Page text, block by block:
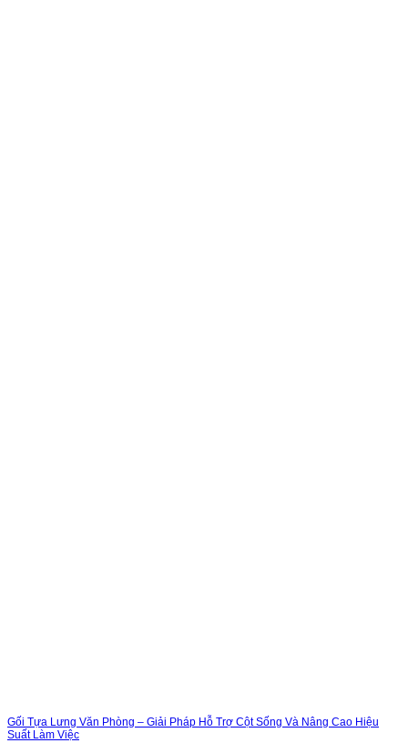
Gối Tựa Lưng Văn Phòng – Giải Pháp Hỗ Trợ Cột Sống Và Nâng Cao Hiệu
Suất Làm Việc